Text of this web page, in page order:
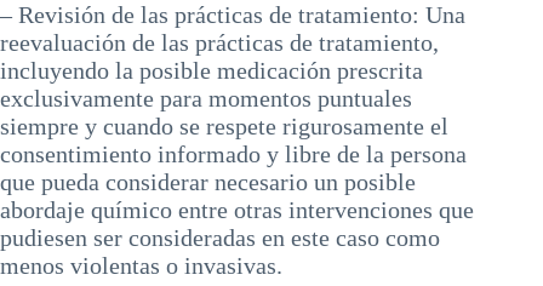
– Revisión de las prácticas de tratamiento: Una
reevaluación de las prácticas de tratamiento,
incluyendo la posible medicación prescrita
exclusivamente para momentos puntuales
siempre y cuando se respete rigurosamente el
consentimiento informado y libre de la persona
que pueda considerar necesario un posible
abordaje químico entre otras intervenciones que
pudiesen ser consideradas en este caso como
menos violentas o invasivas.